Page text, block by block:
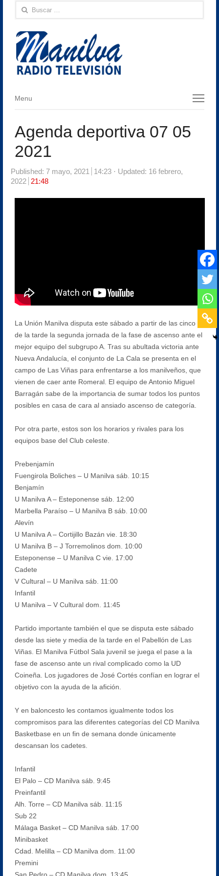
Buscar:
Menu
Menu
Agenda deportiva 07 05
2021
Published: 7 mayo, 2021 14:23
Updated: 16 febrero,
2022
21:48
La Unión Manilva disputa este sábado a partir de las cinco
de la tarde la segunda jornada de la fase de ascenso ante el
mejor equipo del subgrupo A. Tras su abultada victoria ante
Nueva Andalucía, el conjunto de La Cala se presenta en el
campo de Las Viñas para enfrentarse a los manilveños, que
vienen de caer ante Romeral. El equipo de Antonio Miguel
Barragán sabe de la importancia de sumar todos los puntos
posibles en casa de cara al ansiado ascenso de categoría.
Por otra parte, estos son los horarios y rivales para los
equipos base del Club celeste.
Prebenjamín
Fuengirola Boliches – U Manilva sáb. 10:15
Benjamín
U Manilva A – Esteponense sáb. 12:00
Marbella Paraíso – U Manilva B sáb. 10:00
Alevín
U Manilva A – Cortijillo Bazán vie. 18:30
U Manilva B – J Torremolinos dom. 10:00
Esteponense – U Manilva C vie. 17:00
Cadete
V Cultural – U Manilva sáb. 11:00
Infantil
U Manilva – V Cultural dom. 11:45
Partido importante también el que se disputa este sábado
desde las siete y media de la tarde en el Pabellón de Las
Viñas. El Manilva Fútbol Sala juvenil se juega el pase a la
fase de ascenso ante un rival complicado como la UD
Coineña. Los jugadores de José Cortés confían en lograr el
objetivo con la ayuda de la afición.
Y en baloncesto les contamos igualmente todos los
compromisos para las diferentes categorías del CD Manilva
Basketbase en un fin de semana donde únicamente
descansan los cadetes.
Infantil
El Palo – CD Manilva sáb. 9:45
Preinfantil
Alh. Torre – CD Manilva sáb. 11:15
Sub 22
Málaga Basket – CD Manilva sáb. 17:00
Minibasket
Cdad. Melilla – CD Manilva dom. 11:00
Premini
San Pedro – CD Manilva dom. 13:45